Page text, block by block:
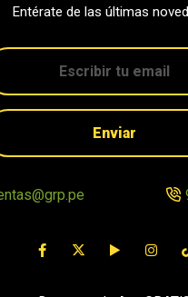
Entérate de las últimas
Enviar